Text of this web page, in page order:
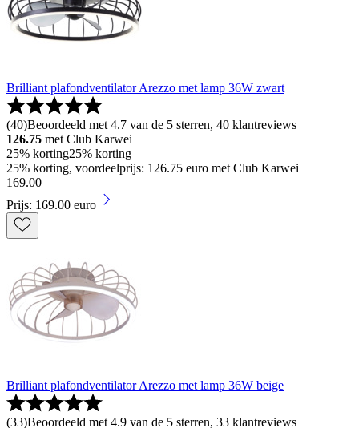
Brilliant plafondventilator Arezzo met lamp 36W zwart
(40)Beoordeeld met 4.7 van de 5 sterren, 40 klantreviews
126.75 met Club Karwei
25% korting25% korting
25% korting, voordeelprijs: 126.75 euro met Club Karwei
169.00
Prijs: 169.00 euro
Brilliant plafondventilator Arezzo met lamp 36W beige
(33)Beoordeeld met 4.9 van de 5 sterren, 33 klantreviews